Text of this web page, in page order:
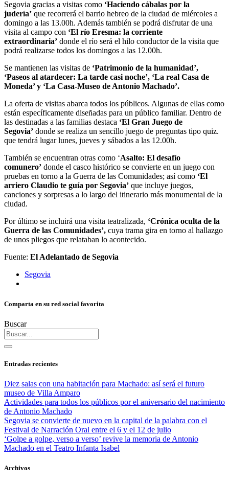
Segovia gracias a visitas como ‘Haciendo cábalas por la
judería’ que recorrerá el barrio hebreo de la ciudad de miércoles a
domingo a las 13.00h. Además también se podrá disfrutar de una
visita al campo con ‘El río Eresma: la corriente
extraordinaria’ donde el río será el hilo conductor de la visita que
podrá realizarse todos los domingos a las 12.00h.
Se mantienen las visitas de ‘Patrimonio de la humanidad’,
‘Paseos al atardecer: La tarde casi noche’, ‘La real Casa de
Moneda’ y ‘La Casa-Museo de Antonio Machado’.
La oferta de visitas abarca todos los públicos. Algunas de ellas como
están específicamente diseñadas para un público familiar. Dentro de
las destinadas a las familias destaca ‘El Gran Juego de
Segovia’ donde se realiza un sencillo juego de preguntas tipo quiz.
que tendrá lugar lunes, jueves y sábados a las 12.00h.
También se encuentran otras como ‘Asalto: El desafío
comunero’ donde el casco histórico se convierte en un juego con
pruebas en torno a la Guerra de las Comunidades; así como ‘El
arriero Claudio te guía por Segovia’ que incluye juegos,
canciones y sorpresas a lo largo del itinerario más monumental de la
ciudad.
Por último se incluirá una visita teatralizada, ‘Crónica oculta de la
Guerra de las Comunidades’, cuya trama gira en torno al hallazgo
de unos pliegos que relataban lo acontecido.
Fuente: El Adelantado de Segovia
Segovia
Comparta en su red social favorita
Buscar
Entradas recientes
Diez salas con una habitación para Machado: así será el futuro
museo de Villa Amparo
Actividades para todos los públicos por el aniversario del nacimiento
de Antonio Machado
Segovia se convierte de nuevo en la capital de la palabra con el
Festival de Narración Oral entre el 6 y el 12 de julio
‘Golpe a golpe, verso a verso’ revive la memoria de Antonio
Machado en el Teatro Infanta Isabel
Archivos